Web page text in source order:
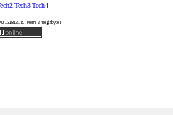
Tech3Tech4
0.1318121 s. | Mem: 2 megabytes